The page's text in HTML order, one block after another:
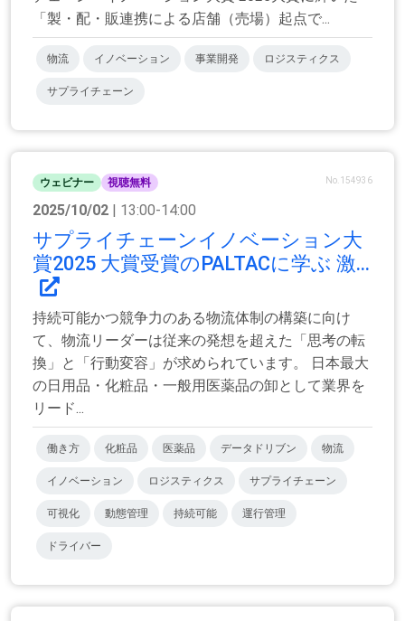
「製・配・販連携による店舗（売場）起点で...
物流 イノベーション 事業開発 ロジスティクス
サプライチェーン
ウェビナー 視聴無料 No.154936
2025/10/02 | 13:00-14:00
サプライチェーンイノベーション大
賞2025 大賞受賞のPALTACに学ぶ 激...
持続可能かつ競争力のある物流体制の構築に向け
て、物流リーダーは従来の発想を超えた「思考の転
換」と「行動変容」が求められています。 日本最大
の日用品・化粧品・一般用医薬品の卸として業界を
リード...
働き方 化粧品 医薬品 データドリブン 物流
イノベーション ロジスティクス サプライチェーン
可視化 動態管理 持続可能 運行管理
ドライバー